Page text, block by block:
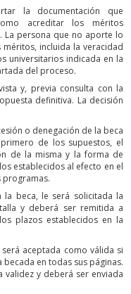
la documentación que
acreditar los méritos
La persona que no aporte lo
incluida la veracidad
universitarios indicada en la
del proceso.
y, previa consulta con la
definitiva. La decisión
o denegación de la beca
de los supuestos, el
de la misma y la forma de
establecidos al efecto en el
programas.
la beca, le será solicitada la
y deberá ser remitida a
plazos establecidos en la
aceptada como válida si
en todas sus páginas.
validez y deberá ser enviada